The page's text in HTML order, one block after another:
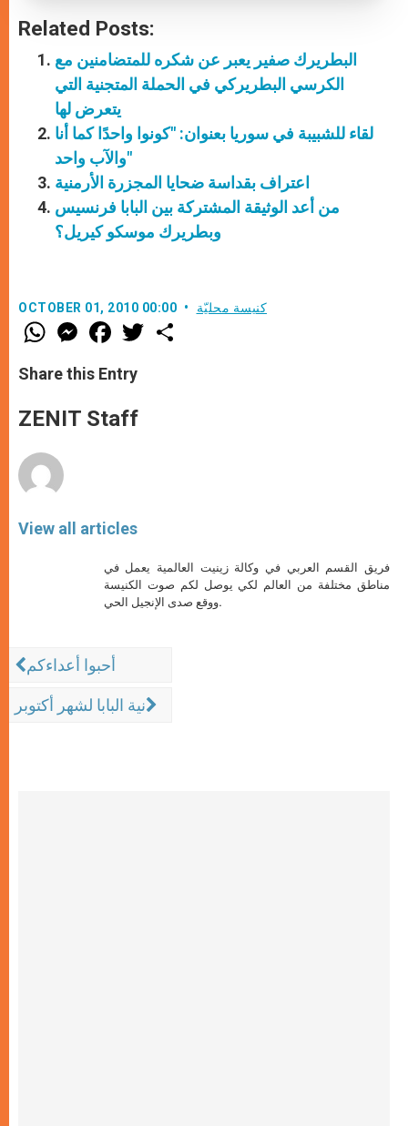
Related Posts:
البطريرك صفير يعبر عن شكره للمتضامنين مع
الكرسي البطريركي في الحملة المتجنية التي
يتعرض لها
لقاء للشبيبة في سوريا بعنوان: "كونوا واحدًا كما أنا
والآب واحد"
اعتراف بقداسة ضحايا المجزرة الأرمنية
من أعد الوثيقة المشتركة بين البابا فرنسيس
وبطريرك موسكو كيريل؟
OCTOBER 01, 2010 00:00 كنيسة محليّة
W
h
t
s
p
p
M
e
s
e
g
e
F
a
e
b
o
k
w
Share this Entry
ZENIT Staff
View all articles
فريق القسم العربي في وكالة زينيت العالمية يعمل في
مناطق مختلفة من العالم لكي يوصل لكم صوت الكنيسة
ووقع صدى الإنجيل الحي.
أحبوا أعداءكم
نية البابا لشهر أكتوبر